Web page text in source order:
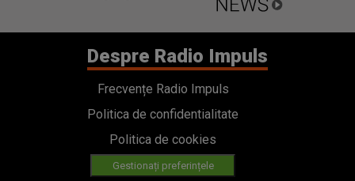
Despre Radio Impuls
Frecvențe Radio Impuls
Politica de confidentialitate
Politica de cookies
Gestionați preferințele